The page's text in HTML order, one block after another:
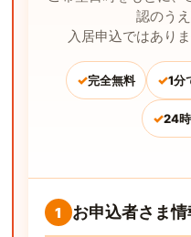
認のう
入居申込ではあり
✓完全無料 ✓1分
✓24
1 お申込者さま情